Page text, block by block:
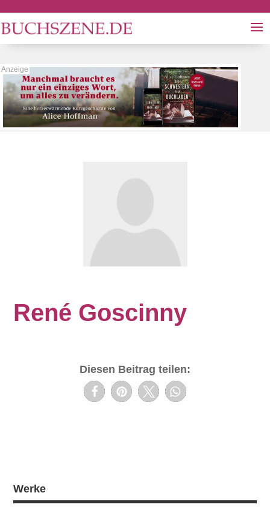
René Goscinny
Diesen Beitrag teilen:
Werke